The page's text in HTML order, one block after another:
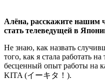
Алёна, расскажите нашим
стать телеведущей в
Не знаю, как назвать
того, как я стала работать
бесценный опыт работы на
KITA (イーキタ！).